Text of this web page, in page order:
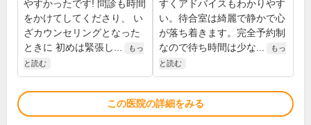
やすかったです! 問診も時間
をかけてしてくださり、 い
ざカウンセリングとなった
ときに 初めは緊張し...
もっ
と読む
すくアドバイスもわかりやす
い。待合室は綺麗で静かで心
が落ち着きます。完全予約制
なので待ち時間は少な...
もっ
と読む
この医院の詳細をみる